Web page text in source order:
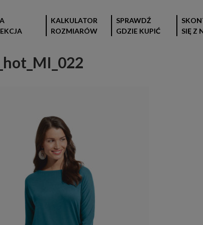
KALKULATOR
ROZMIARÓW
SPRAWDŹ
GDZIE KUPIĆ
SIĘ Z